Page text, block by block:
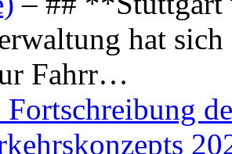
hat
Fahrr…